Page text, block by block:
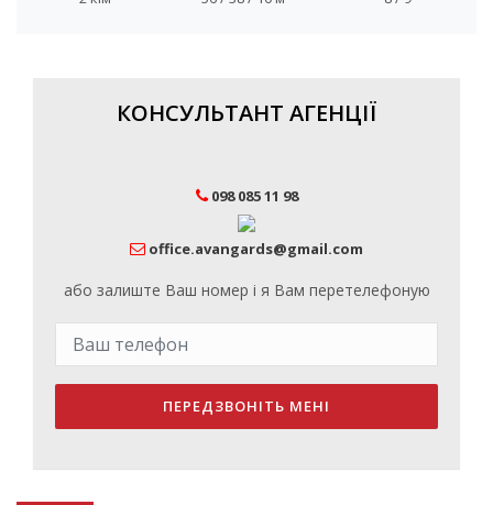
КОНСУЛЬТАНТ АГЕНЦІЇ
098 085 11 98
office.avangards@gmail.com
або залиште Ваш номер і я Вам перетелефоную
ПЕРЕДЗВОНІТЬ МЕНІ